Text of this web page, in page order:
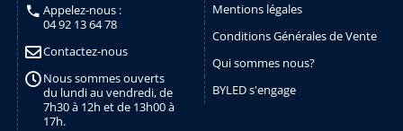
Appelez-nous :
04 92 13 64 78
Contactez-nous
Nous sommes ouverts
du lundi au vendredi, de
7h30 à 12h et de 13h00 à
17h.
Mentions légales
Conditions Générales de Vente
Qui sommes nous?
BYLED s'engage